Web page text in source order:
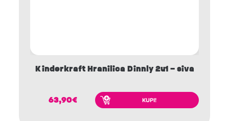
Kinderkraft Hranilica Dinnly 2u1 – siva
63,90€ KUPI!